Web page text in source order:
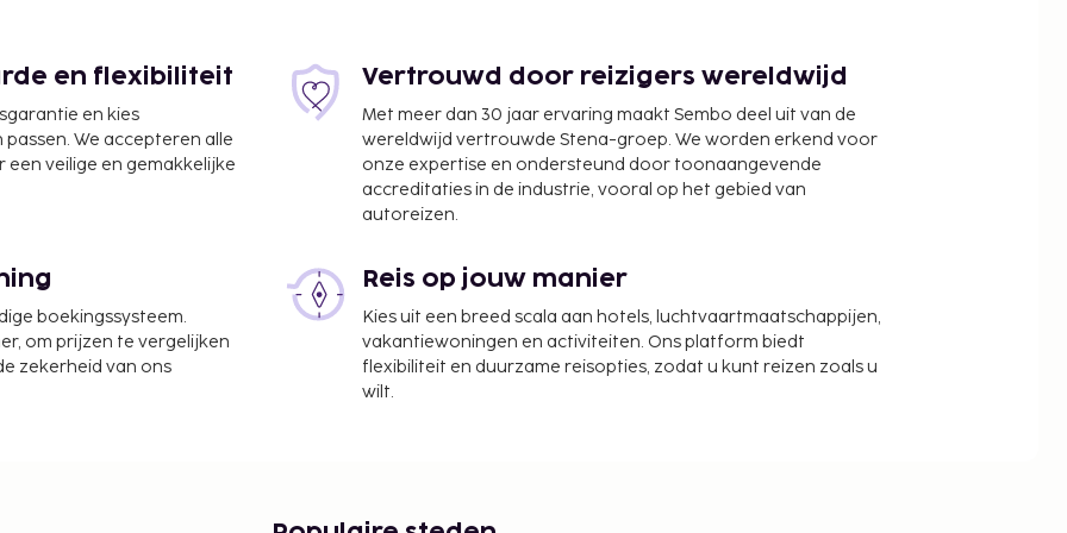
en een snelle
van/naar de
Dit appartement
en flexibiliteit
en kies
We accepteren alle
veilige en gemakkelijke
Vertrouwd door reizigers wereldwijd
Met meer dan 30 jaar ervaring maakt Sembo deel uit van de
wereldwijd vertrouwde Stena-groep. We worden erkend voor
onze expertise en ondersteund door toonaangevende
accreditaties in de industrie, vooral op het gebied van
autoreizen.
boekingssysteem.
om prijzen te vergelijken
zekerheid van ons
Reis op jouw manier
Kies uit een breed scala aan hotels, luchtvaartmaatschappijen,
vakantiewoningen en activiteiten. Ons platform biedt
flexibiliteit en duurzame reisopties, zodat u kunt reizen zoals u
wilt.